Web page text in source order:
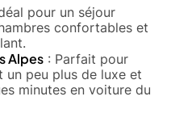
pour un séjour
confortables et
Alpes : Parfait pour
un peu plus de luxe et
minutes en voiture du